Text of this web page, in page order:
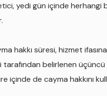
yedi gün içinde
hakkı süresi, hizmet
belirlenen üçüncü
içinde de cayma hakkını